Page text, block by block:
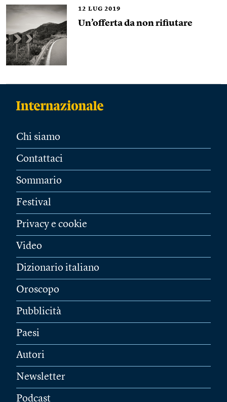
12 LUG 2019
Un’offerta da non rifiutare
Chi siamo
Contattaci
Sommario
Festival
Privacy e cookie
Video
Dizionario italiano
Oroscopo
Pubblicità
Paesi
Autori
Newsletter
Podcast